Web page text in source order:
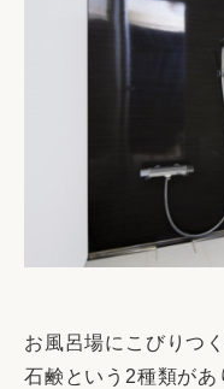
お風呂場にこびりつ
石鹸という2種類が